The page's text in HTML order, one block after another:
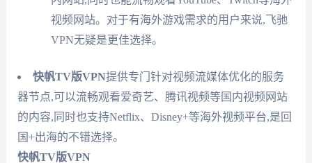
视频网站。对于有海外游戏需求的用户来说,飞驰
VPN无疑是更佳选择。
快帆TV版VPN提供专门针对视频流媒体优化的服务
器节点,可以流畅观看爱奇艺、腾讯视频等国内视频网站
的内容,同时也支持Netflix、Disney+等海外视频平台,是回
国+出海的不错选择。
快帆TV版VPN